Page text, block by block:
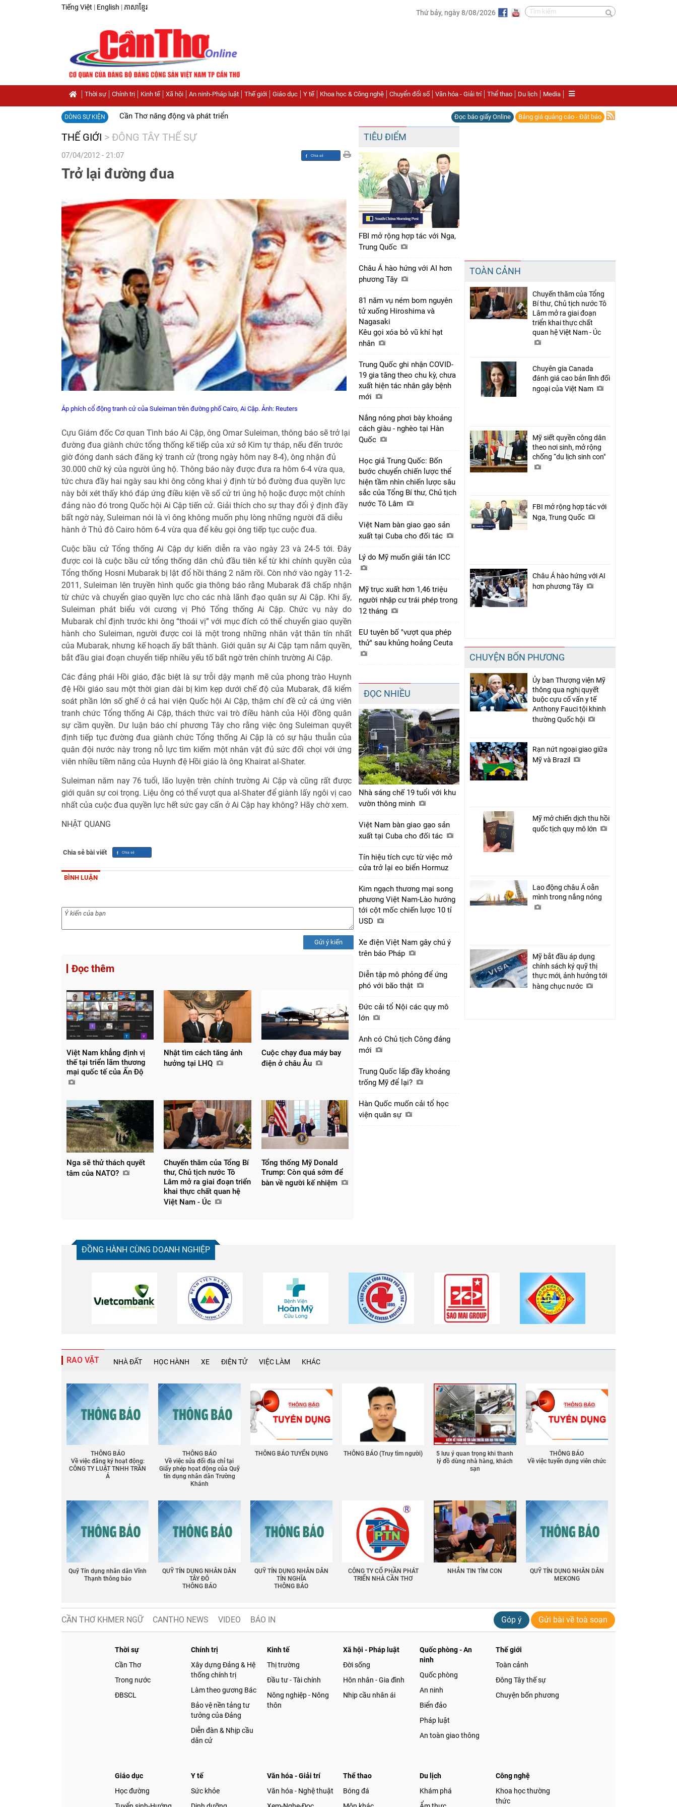
Tiếng Việt | English | ភាសាខ្មែរ
Thứ bảy, ngày 8/08/2026
Thời sự Chính trị Kinh tế Xã hội An ninh-Pháp luật Thế giới Giáo dục Y tế Khoa học & Công nghệ Chuyển đổi số Văn hóa - Giải trí Thể thao Du lịch Media
DÒNG SỰ KIỆN Cần Thơ năng động và phát triển Đọc báo giấy Online Bảng giá quảng cáo - Đặt báo
THẾ GIỚI > ĐÔNG TÂY THẾ SỰ
07/04/2012 - 21:07
Chia sẻ
Facebook
Trở lại đường đua
Áp phích cổ động tranh cử của Suleiman trên đường phố Cairo, Ai Cập. Ảnh: Reuters
Cựu Giám đốc Cơ quan Tình báo Ai Cập, ông Omar Suleiman, thông báo sẽ trở lại
đường đua giành chức tổng thống kế tiếp của xứ sở Kim tự tháp, nếu đến trước
giờ đóng danh sách đăng ký tranh cử (trong ngày hôm nay 8-4), ông nhận đủ
30.000 chữ ký của người ủng hộ. Thông báo này được đưa ra hôm 6-4 vừa qua,
tức chưa đầy hai ngày sau khi ông công khai ý định từ bỏ đường đua quyền lực
này bởi xét thấy khó đáp ứng điều kiện về số cử tri ủng hộ hoặc được một chính
đảng nào đó trong Quốc hội Ai Cập tiến cử. Giải thích cho sự thay đổi ý định đầy
bất ngờ này, Suleiman nói là vì ông không muốn phụ lòng những người đã diễu
hành ở Thủ đô Cairo hôm 6-4 vừa qua để kêu gọi ông tiếp tục cuộc đua.
Cuộc bầu cử Tổng thống Ai Cập dự kiến diễn ra vào ngày 23 và 24-5 tới. Đây
được coi là cuộc bầu cử tổng thống dân chủ đầu tiên kể từ khi chính quyền của
Tổng thống Hosni Mubarak bị lật đổ hồi tháng 2 năm rồi. Còn nhớ vào ngày 11-2-
2011, Suleiman lên truyền hình quốc gia thông báo rằng Mubarak đã chấp nhận
từ chức và chuyển giao quyền lực cho các nhà lãnh đạo quân sự Ai Cập. Khi ấy,
Suleiman phát biểu với cương vị Phó Tổng thống Ai Cập. Chức vụ này do
Mubarak chỉ định trước khi ông “thoái vị” với mục đích có thể chuyển giao quyền
hành cho Suleiman, người được coi là một trong những nhân vật thân tín nhất
của Mubarak, nhưng kế hoạch ấy bất thành. Giới quân sự Ai Cập tạm nắm quyền,
bắt đầu giai đoạn chuyển tiếp nhiều yếu tố bất ngờ trên chính trường Ai Cập.
Các đảng phái Hồi giáo, đặc biệt là sự trỗi dậy mạnh mẽ của phong trào Huynh
đệ Hồi giáo sau một thời gian dài bị kìm kẹp dưới chế độ của Mubarak, đã kiểm
soát phần lớn số ghế ở cả hai viện Quốc hội Ai Cập, thậm chí đề cử cả ứng viên
tranh chức Tổng thống Ai Cập, thách thức vai trò điều hành của Hội đồng quân
sự cầm quyền. Dư luận báo chí phương Tây cho rằng việc ông Suleiman quyết
định tiếp tục đường đua giành chức Tổng thống Ai Cập là có sự hậu thuẫn của
quân đội nước này trong nỗ lực tìm kiếm một nhân vật đủ sức đối chọi với ứng
viên nhiều tiềm năng của Huynh đệ Hồi giáo là ông Khairat al-Shater.
Suleiman năm nay 76 tuổi, lão luyện trên chính trường Ai Cập và cũng rất được
giới quân sự coi trọng. Liệu ông có thể vượt qua al-Shater để giành lấy ngôi vị cao
nhất của cuộc đua quyền lực hết sức gay cấn ở Ai Cập hay không? Hãy chờ xem.
NHẬT QUANG
Chia sẻ bài viết
Chia sẻ
BÌNH LUẬN
Gửi ý kiến
Đọc thêm
Việt Nam khẳng định vị
thế tại triển lãm thương
mại quốc tế của Ấn Độ
Nhật tìm cách tăng ảnh
hưởng tại LHQ
Cuộc chạy đua máy bay
điện ở châu Âu
Nga sẽ thử thách quyết
tâm của NATO?
Chuyến thăm của Tổng Bí
thư, Chủ tịch nước Tô
Lâm mở ra giai đoạn triển
khai thực chất quan hệ
Việt Nam - Úc
Tổng thống Mỹ Donald
Trump: Còn quá sớm để
bàn về người kế nhiệm
TIÊU ĐIỂM
FBI mở rộng hợp tác với Nga,
Trung Quốc
Châu Á hào hứng với AI hơn
phương Tây
81 năm vụ ném bom nguyên
tử xuống Hiroshima và
Nagasaki
Kêu gọi xóa bỏ vũ khí hạt
nhân
Trung Quốc ghi nhận COVID-
19 gia tăng theo chu kỳ, chưa
xuất hiện tác nhân gây bệnh
mới
Nắng nóng phơi bày khoảng
cách giàu - nghèo tại Hàn
Quốc
Học giả Trung Quốc: Bốn
bước chuyển chiến lược thể
hiện tầm nhìn chiến lược sâu
sắc của Tổng Bí thư, Chủ tịch
nước Tô Lâm
Việt Nam bàn giao gạo sản
xuất tại Cuba cho đối tác
Lý do Mỹ muốn giải tán ICC
Mỹ trục xuất hơn 1,46 triệu
người nhập cư trái phép trong
12 tháng
EU tuyên bố "vượt qua phép
thử" sau khủng hoảng Ceuta
ĐỌC NHIỀU
Nhà sáng chế 19 tuổi với khu
vườn thông minh
Việt Nam bàn giao gạo sản
xuất tại Cuba cho đối tác
Tín hiệu tích cực từ việc mở
cửa trở lại eo biển Hormuz
Kim ngạch thương mại song
phương Việt Nam-Lào hướng
tới cột mốc chiến lược 10 tỉ
USD
Xe điện Việt Nam gây chú ý
trên báo Pháp
Diễn tập mô phỏng để ứng
phó với bão thật
Đức cải tổ Nội các quy mô
lớn
Anh có Chủ tịch Công đảng
mới
Trung Quốc lấp đầy khoảng
trống Mỹ để lại?
Hàn Quốc muốn cải tổ học
viện quân sự
TOÀN CẢNH
Chuyến thăm của Tổng
Bí thư, Chủ tịch nước Tô
Lâm mở ra giai đoạn
triển khai thực chất
quan hệ Việt Nam - Úc
Chuyên gia Canada
đánh giá cao bản lĩnh đối
ngoại của Việt Nam
Mỹ siết quyền công dân
theo nơi sinh, mở rộng
chống “du lịch sinh con"
FBI mở rộng hợp tác với
Nga, Trung Quốc
Châu Á hào hứng với AI
hơn phương Tây
CHUYỆN BỐN PHƯƠNG
Ủy ban Thượng viện Mỹ
thông qua nghị quyết
buộc cựu cố vấn y tế
Anthony Fauci tội khinh
thường Quốc hội
Rạn nứt ngoại giao giữa
Mỹ và Brazil
Mỹ mở chiến dịch thu hồi
quốc tịch quy mô lớn
Lao động châu Á oằn
mình trong nắng nóng
Mỹ bắt đầu áp dụng
chính sách ký quỹ thị
thực mới, ảnh hưởng tới
hàng chục nước
ĐỒNG HÀNH CÙNG DOANH NGHIỆP
RAO VẶT NHÀ ĐẤT HỌC HÀNH XE ĐIỆN TỬ VIỆC LÀM KHÁC
THÔNG BÁO
Về việc đăng ký hoạt động:
CÔNG TY LUẬT TNHH TRẦN
Á
THÔNG BÁO
Về việc sửa đổi địa chỉ tại
Giấy phép họat động của Quỹ
tín dụng nhân dân Trường
Khánh
THÔNG BÁO TUYỂN DỤNG THÔNG BÁO (Truy tìm người)
5 lưu ý quan trọng khi thanh
lý đồ dùng nhà hàng, khách
sạn
THÔNG BÁO
Về việc tuyển dụng viên chức
Quỹ Tín dụng nhân dân Vĩnh
Thạnh thông báo
QUỸ TÍN DỤNG NHÂN DÂN
TÂY ĐÔ
THÔNG BÁO
QUỸ TÍN DỤNG NHÂN DÂN
TÍN NGHĨA
THÔNG BÁO
CÔNG TY CỔ PHẦN PHÁT
TRIỂN NHÀ CẦN THƠ
NHẮN TIN TÌM CON
QUỸ TÍN DỤNG NHÂN DÂN
MEKONG
CẦN THƠ KHMER NGỮ CANTHO NEWS VIDEO BÁO IN Góp ý Gửi bài về toà soạn
Thời sự
Cần Thơ
Trong nước
ĐBSCL
Chính trị
Xây dựng Đảng & Hệ
thống chính trị
Làm theo gương Bác
Bảo vệ nền tảng tư
tưởng của Đảng
Diễn đàn & Nhịp cầu
dân cử
Kinh tế
Thị trường
Đầu tư - Tài chính
Nông nghiệp - Nông
thôn
Xã hội - Pháp luật
Đời sống
Hôn nhân - Gia đình
Nhịp cầu nhân ái
Quốc phòng - An
ninh
Quốc phòng
An ninh
Biển đảo
Pháp luật
An toàn giao thông
Thế giới
Toàn cảnh
Đông Tây thế sự
Chuyện bốn phương
Giáo dục
Học đường
Y tế
Sức khỏe
Văn hóa - Giải trí
Văn hóa - Nghệ thuật
Thể thao
Bóng đá
Du lịch
Khám phá
Công nghệ
Khoa học thường
thức